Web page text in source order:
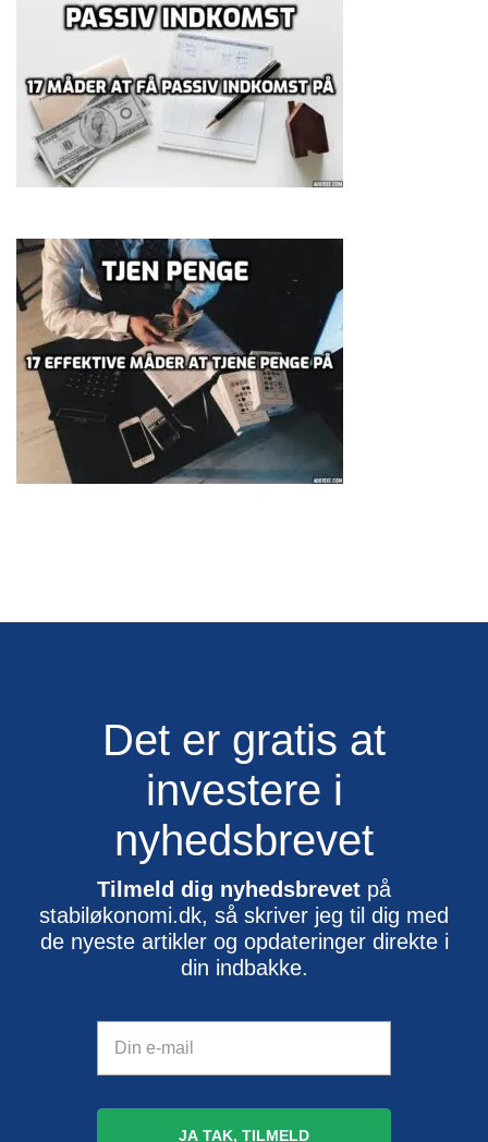
Det er gratis at
investere i
nyhedsbrevet
Tilmeld dig nyhedsbrevet på
stabiløkonomi.dk, så skriver jeg til dig med
de nyeste artikler og opdateringer direkte i
din indbakke.